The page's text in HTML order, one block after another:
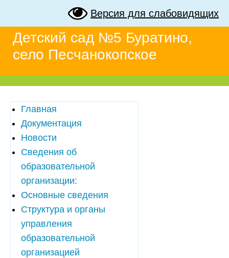
Версия для слабовидящих
Детский сад №5 Буратино,
село Песчанокопское
Главная
Документация
Новости
Сведения об
образовательной
организации:
Основные сведения
Структура и органы
управления
образовательной
организацией